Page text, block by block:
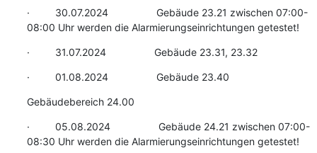
·         30.07.2024                 Gebäude 23.21 zwischen 07:00-
08:00 Uhr werden die Alarmierungseinrichtungen getestet!
·         31.07.2024                 Gebäude 23.31, 23.32
·         01.08.2024                 Gebäude 23.40
Gebäudebereich 24.00
·         05.08.2024                 Gebäude 24.21 zwischen 07:00-
08:30 Uhr werden die Alarmierungseinrichtungen getestet!